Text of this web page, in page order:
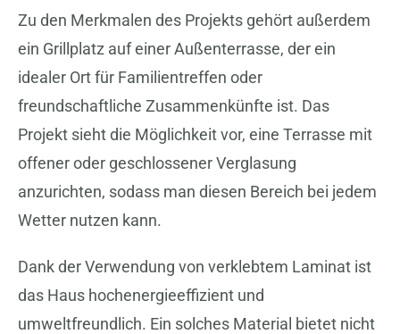
Zu den Merkmalen des Projekts gehört außerdem
ein Grillplatz auf einer Außenterrasse, der ein
idealer Ort für Familientreffen oder
freundschaftliche Zusammenkünfte ist. Das
Projekt sieht die Möglichkeit vor, eine Terrasse mit
offener oder geschlossener Verglasung
anzurichten, sodass man diesen Bereich bei jedem
Wetter nutzen kann.
Dank der Verwendung von verklebtem Laminat ist
das Haus hochenergieeffizient und
umweltfreundlich. Ein solches Material bietet nicht